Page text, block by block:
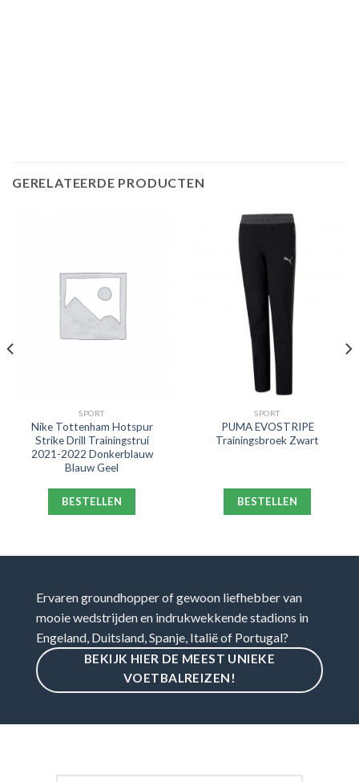
GERELATEERDE PRODUCTEN
SPORT
Nike Tottenham Hotspur
Strike Drill Trainingstrui
2021-2022 Donkerblauw
Blauw Geel
BESTELLEN
SPORT
PUMA EVOSTRIPE
Trainingsbroek Zwart
BESTELLEN
Ervaren groundhopper of gewoon liefhebber van
mooie wedstrijden en indrukwekkende stadions in
Engeland, Duitsland, Spanje, Italië of Portugal?
BEKIJK HIER DE MEEST UNIEKE
VOETBALREIZEN!